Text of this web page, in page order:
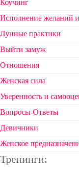
Коучинг
Исполнение желаний
Лунные практики
Выйти замуж
Отношения
Женская сила
Уверенность и
Вопросы-Ответы
Девичники
Женское
Тренинги: